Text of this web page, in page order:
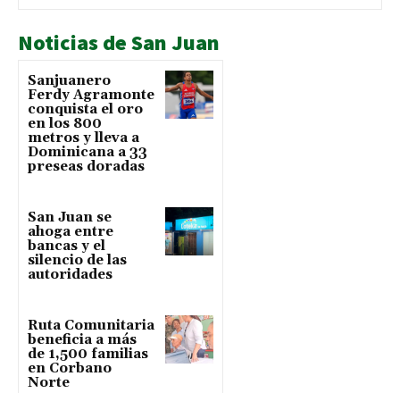
Noticias de San Juan
Sanjuanero
Ferdy Agramonte
conquista el oro
en los 800
metros y lleva a
Dominicana a 33
preseas doradas
San Juan se
ahoga entre
bancas y el
silencio de las
autoridades
Ruta Comunitaria
beneficia a más
de 1,500 familias
en Corbano
Norte